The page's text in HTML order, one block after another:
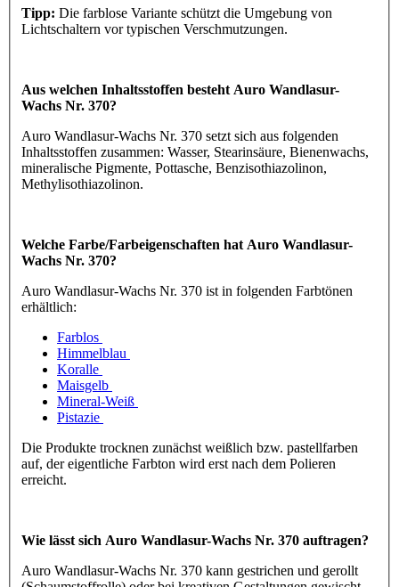
Tipp: Die farblose Variante schützt die Umgebung von
Lichtschaltern vor typischen Verschmutzungen.
Aus welchen Inhaltsstoffen besteht Auro Wandlasur-
Wachs Nr. 370?
Auro Wandlasur-Wachs Nr. 370 setzt sich aus folgenden
Inhaltsstoffen zusammen: Wasser, Stearinsäure, Bienenwachs,
mineralische Pigmente, Pottasche, Benzisothiazolinon,
Methylisothiazolinon.
Welche Farbe/Farbeigenschaften hat Auro Wandlasur-
Wachs Nr. 370?
Auro Wandlasur-Wachs Nr. 370 ist in folgenden Farbtönen
erhältlich:
Farblos
Himmelblau
Koralle
Maisgelb
Mineral-Weiß
Pistazie
Die Produkte trocknen zunächst weißlich bzw. pastellfarben
auf, der eigentliche Farbton wird erst nach dem Polieren
erreicht.
Wie lässt sich Auro Wandlasur-Wachs Nr. 370 auftragen?
Auro Wandlasur-Wachs Nr. 370 kann gestrichen und gerollt